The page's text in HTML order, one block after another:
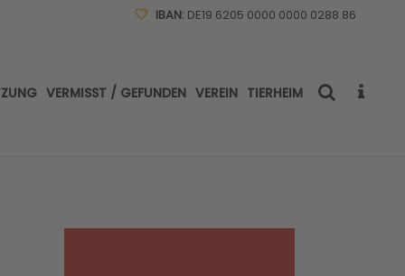
IBAN: DE19 6205 0000 0000 0288 86
VERMISST / GEFUNDEN VEREIN TIERHEIM